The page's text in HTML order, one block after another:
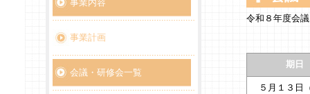
事業内容
事業計画
会議・研修会一覧
令和８年度会
期日
５月１３日